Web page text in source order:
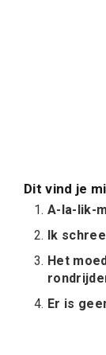
Dit vind je
A-la-lik-
Ik
Het
Er is